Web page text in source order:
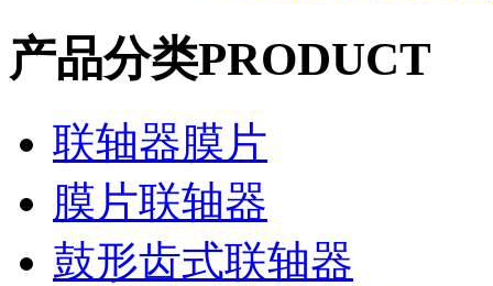
产品分类PRODUCT
联轴器膜片
膜片联轴器
鼓形齿式联轴器